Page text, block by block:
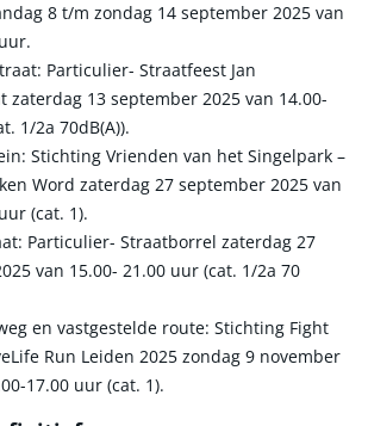
8 t/m zondag 14 september 2025 van
Particulier- Straatfeest Jan
zaterdag 13 september 2025 van 14.00-
1/2a 70dB(A)).
Stichting Vrienden van het Singelpark –
Word zaterdag 27 september 2025 van
(cat. 1).
Particulier- Straatborrel zaterdag 27
van 15.00- 21.00 uur (cat. 1/2a 70
en vastgestelde route: Stichting Fight
Run Leiden 2025 zondag 9 november
17.00 uur (cat. 1).